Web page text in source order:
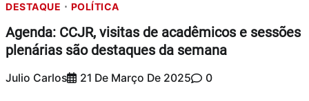
DESTAQUE POLÍTICA
Agenda: CCJR, visitas de acadêmicos e sessões
plenárias são destaques da semana
Julio Carlos 21 De Março De 2025 0